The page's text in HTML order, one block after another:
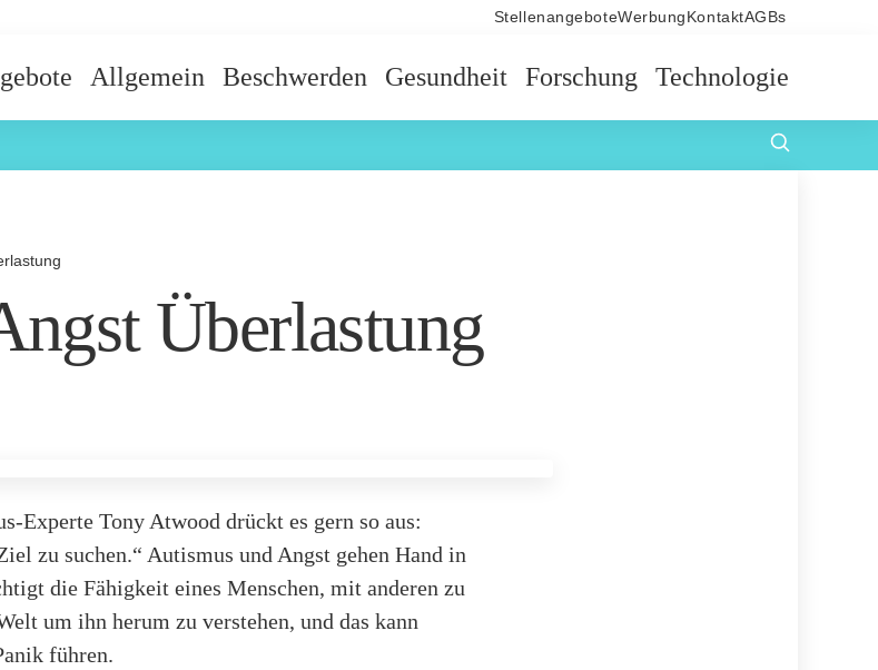
StellenangeboteWerbung KontaktAGBs
Allgemein Beschwerden Gesundheit Forschung Technologie
Überlastung
Experte Tony Atwood drückt es gern so aus:
zu suchen.“ Autismus und Angst gehen Hand in
die Fähigkeit eines Menschen, mit anderen zu
um ihn herum zu verstehen, und das kann
führen.